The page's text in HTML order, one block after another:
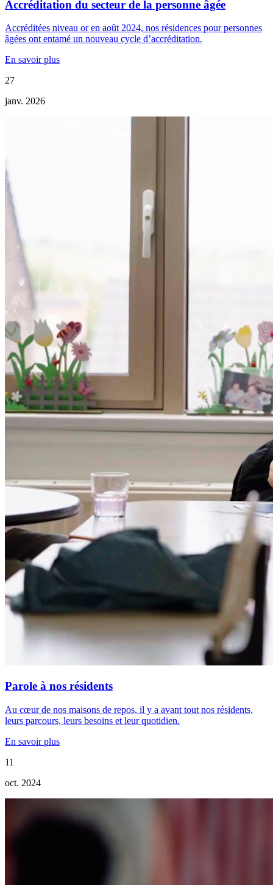
Accréditation du secteur de la personne âgée
Accréditées niveau or en août 2024, nos résidences pour personnes
âgées ont entamé un nouveau cycle d’accréditation.
En savoir plus
27
janv. 2026
Parole à nos résidents
Au cœur de nos maisons de repos, il y a avant tout nos résidents,
leurs parcours, leurs besoins et leur quotidien.
En savoir plus
11
oct. 2024